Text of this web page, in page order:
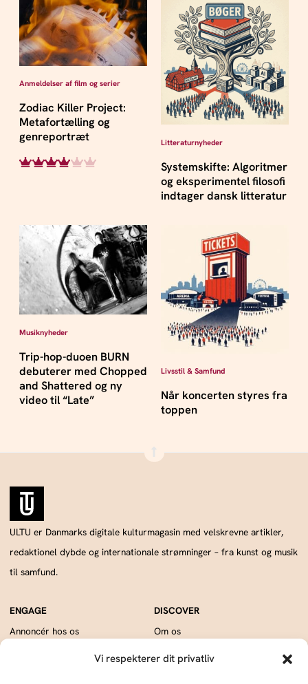
Vi respekterer dit privatliv
Anmeldelser af film og serier
Zodiac Killer Project:
Metafortælling og
genreportræt
Litteraturnyheder
Systemskifte: Algoritmer
og eksperimentel filosofi
indtager dansk litteratur
Musiknyheder
Trip-hop-duoen BURN
debuterer med Chopped
and Shattered og ny
video til “Late”
Livsstil & Samfund
Når koncerten styres fra
toppen
ULTU er Danmarks digitale kulturmagasin med velskrevne artikler,
redaktionel dybde og internationale strømninger – fra kunst og musik
til samfund.
Annoncér hos os
Om os